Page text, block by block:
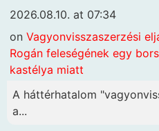
2026.08.10. at 07:34
on Vagyonvisszaszerzési
Rogán feleségének egy
kastélya miatt
A háttérhatalom
a...